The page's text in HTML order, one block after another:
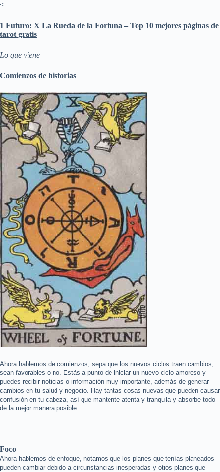
<
1 Futuro: X La Rueda de la Fortuna – Top 10 mejores páginas de
tarot gratis
Lo que viene
Comienzos de historias
Ahora hablemos de comienzos, sepa que los nuevos ciclos traen cambios,
sean favorables o no. Estás a punto de iniciar un nuevo ciclo amoroso y
puedes recibir noticias o información muy importante, además de generar
cambios en tu salud y negocio. Hay tantas cosas nuevas que pueden causar
confusión en tu cabeza, así que mantente atenta y tranquila y absorbe todo
de la mejor manera posible.
Foco
Ahora hablemos de enfoque, notamos que los planes que tenías planeados
pueden cambiar debido a circunstancias inesperadas y otros planes que